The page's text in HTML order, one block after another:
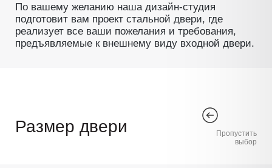
По вашему желанию наша дизайн-студия
подготовит вам проект стальной двери, где
реализует все ваши пожелания и требования,
предъявляемые к внешнему виду входной двери.
Размер двери
Пропустить
выбор